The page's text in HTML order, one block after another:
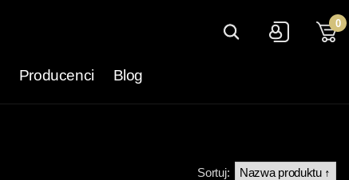
0
Producenci Blog
Sortuj: